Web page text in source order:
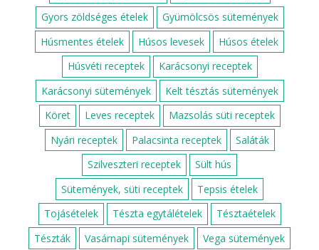
Gyors zöldséges ételek
Gyümölcsös sütemények
Húsmentes ételek
Húsos levesek
Húsos ételek
Húsvéti receptek
Karácsonyi receptek
Karácsonyi sütemények
Kelt tésztás sütemények
Köret
Leves receptek
Mazsolás süti receptek
Nyári receptek
Palacsinta receptek
Saláták
Szilveszteri receptek
Sült hús
Sütemények, süti receptek
Tepsis ételek
Tojásételek
Tészta egytálételek
Tésztaételek
Tészták
Vasárnapi sütemények
Vega sütemények